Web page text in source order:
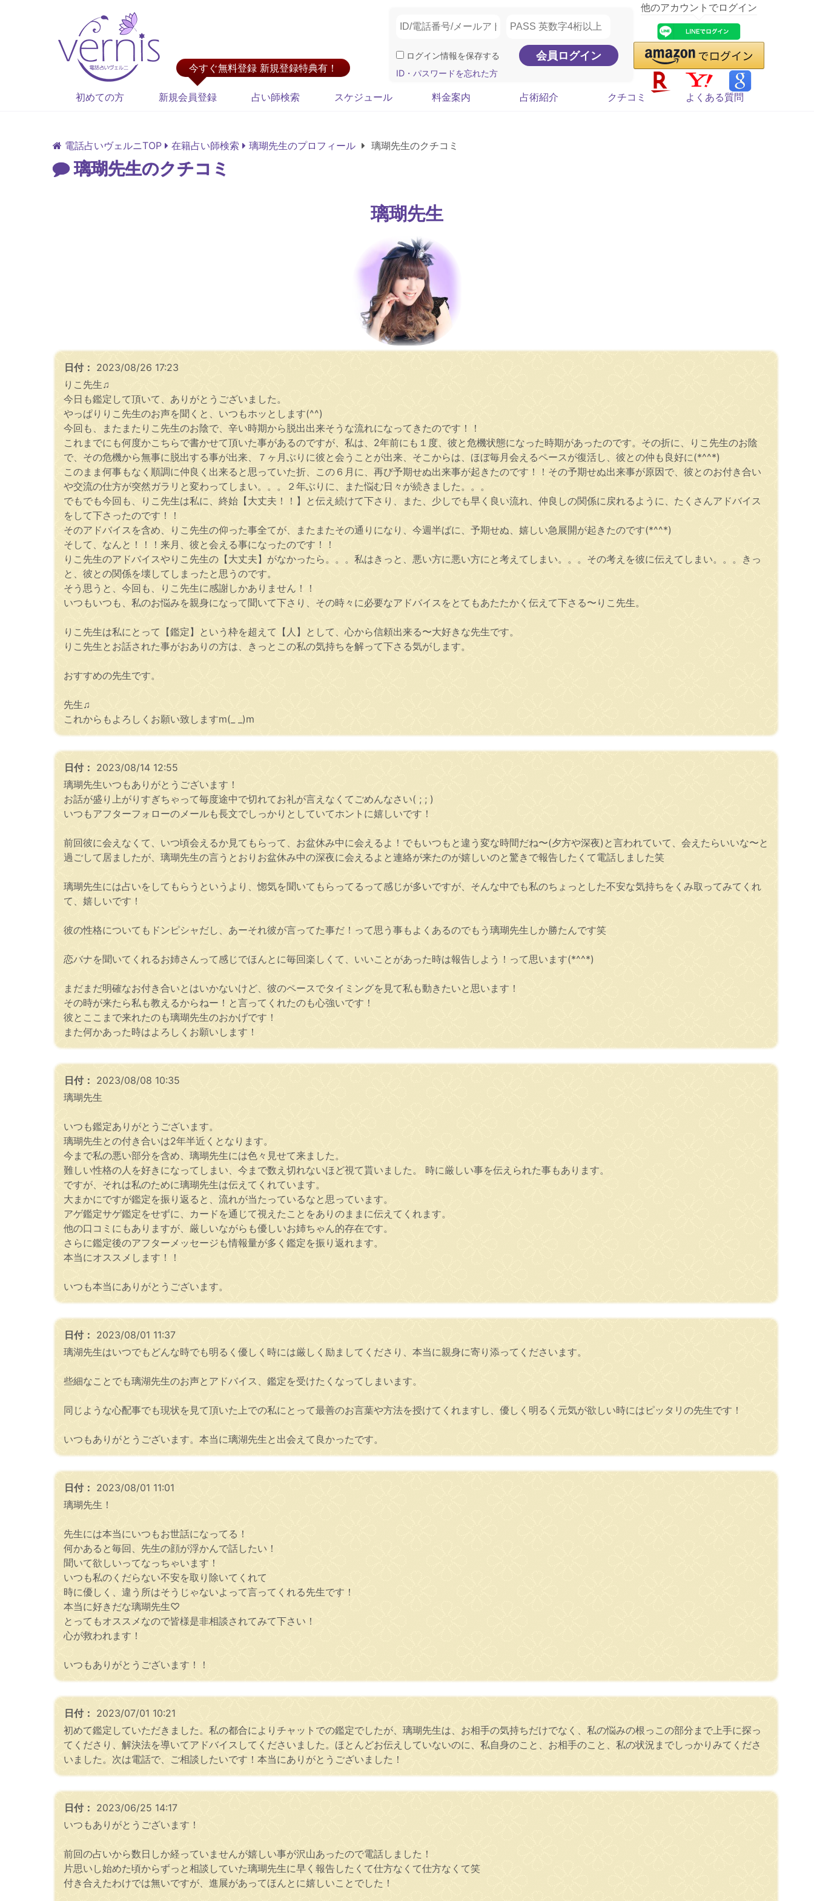
今すぐ無料登録 新規登録特典有！
ログイン情報を保存する
ID・パスワードを忘れた方
他のアカウントでログイン
初めての方 新規会員登録 占い師検索 スケジュール 料金案内 占術紹介 クチコミ よくある質問
電話占いヴェルニTOP 在籍占い師検索 璃瑚先生のプロフィール 璃瑚先生のクチコミ
璃瑚先生のクチコミ
璃瑚先生
日付： 2023/08/26 17:23
りこ先生♫
今日も鑑定して頂いて、ありがとうございました。
やっぱりりこ先生のお声を聞くと、いつもホッとします(^^)
今回も、またまたりこ先生のお陰で、辛い時期から脱出出来そうな流れになってきたのです！！
これまでにも何度かこちらで書かせて頂いた事があるのですが、私は、2年前にも１度、彼と危機状態になった時期があったのです。その折に、りこ先生のお陰
で、その危機から無事に脱出する事が出来、７ヶ月ぶりに彼と会うことが出来、そこからは、ほぼ毎月会えるペースが復活し、彼との仲も良好に(*^^*)
このまま何事もなく順調に仲良く出来ると思っていた折、この６月に、再び予期せぬ出来事が起きたのです！！その予期せぬ出来事が原因で、彼とのお付き合い
や交流の仕方が突然ガラリと変わってしまい。。。２年ぶりに、また悩む日々が続きました。。。
でもでも今回も、りこ先生は私に、終始【大丈夫！！】と伝え続けて下さり、また、少しでも早く良い流れ、仲良しの関係に戻れるように、たくさんアドバイス
をして下さったのです！！
そのアドバイスを含め、りこ先生の仰った事全てが、またまたその通りになり、今週半ばに、予期せぬ、嬉しい急展開が起きたのです(*^^*)
そして、なんと！！！来月、彼と会える事になったのです！！
りこ先生のアドバイスやりこ先生の【大丈夫】がなかったら。。。私はきっと、悪い方に悪い方にと考えてしまい。。。その考えを彼に伝えてしまい。。。きっ
と、彼との関係を壊してしまったと思うのです。
そう思うと、今回も、りこ先生に感謝しかありません！！
いつもいつも、私のお悩みを親身になって聞いて下さり、その時々に必要なアドバイスをとてもあたたかく伝えて下さる〜りこ先生。
りこ先生は私にとって【鑑定】という枠を超えて【人】として、心から信頼出来る〜大好きな先生です。
りこ先生とお話された事がおありの方は、きっとこの私の気持ちを解って下さる気がします。
おすすめの先生です。
先生♫
これからもよろしくお願い致しますm(_ _)m
日付： 2023/08/14 12:55
璃瑚先生いつもありがとうございます！
お話が盛り上がりすぎちゃって毎度途中で切れてお礼が言えなくてごめんなさい( ; ; )
いつもアフターフォローのメールも長文でしっかりとしていてホントに嬉しいです！
前回彼に会えなくて、いつ頃会えるか見てもらって、お盆休み中に会えるよ！でもいつもと違う変な時間だね〜(夕方や深夜)と言われていて、会えたらいいな〜と
過ごして居ましたが、璃瑚先生の言うとおりお盆休み中の深夜に会えるよと連絡が来たのが嬉しいのと驚きで報告したくて電話しました笑
璃瑚先生には占いをしてもらうというより、惚気を聞いてもらってるって感じが多いですが、そんな中でも私のちょっとした不安な気持ちをくみ取ってみてくれ
て、嬉しいです！
彼の性格についてもドンピシャだし、あーそれ彼が言ってた事だ！って思う事もよくあるのでもう璃瑚先生しか勝たんです笑
恋バナを聞いてくれるお姉さんって感じでほんとに毎回楽しくて、いいことがあった時は報告しよう！って思います(*^^*)
まだまだ明確なお付き合いとはいかないけど、彼のペースでタイミングを見て私も動きたいと思います！
その時が来たら私も教えるからねー！と言ってくれたのも心強いです！
彼とここまで来れたのも璃瑚先生のおかげです！
また何かあった時はよろしくお願いします！
日付： 2023/08/08 10:35
璃瑚先生
いつも鑑定ありがとうございます。
璃瑚先生との付き合いは2年半近くとなります。
今まで私の悪い部分を含め、璃瑚先生には色々見せて来ました。
難しい性格の人を好きになってしまい、今まで数え切れないほど視て貰いました。 時に厳しい事を伝えられた事もあります。
ですが、それは私のために璃瑚先生は伝えてくれています。
大まかにですが鑑定を振り返ると、流れが当たっているなと思っています。
アゲ鑑定サゲ鑑定をせずに、カードを通じて視えたことをありのままに伝えてくれます。
他の口コミにもありますが、厳しいながらも優しいお姉ちゃん的存在です。
さらに鑑定後のアフターメッセージも情報量が多く鑑定を振り返れます。
本当にオススメします！！
いつも本当にありがとうございます。
日付： 2023/08/01 11:37
璃湖先生はいつでもどんな時でも明るく優しく時には厳しく励ましてくださり、本当に親身に寄り添ってくださいます。
些細なことでも璃湖先生のお声とアドバイス、鑑定を受けたくなってしまいます。
同じような心配事でも現状を見て頂いた上での私にとって最善のお言葉や方法を授けてくれますし、優しく明るく元気が欲しい時にはピッタリの先生です！
いつもありがとうございます。本当に璃湖先生と出会えて良かったです。
日付： 2023/08/01 11:01
璃瑚先生！
先生には本当にいつもお世話になってる！
何かあると毎回、先生の顔が浮かんで話したい！
聞いて欲しいってなっちゃいます！
いつも私のくだらない不安を取り除いてくれて
時に優しく、違う所はそうじゃないよって言ってくれる先生です！
本当に好きだな璃瑚先生♡
とってもオススメなので皆様是非相談されてみて下さい！
心が救われます！
いつもありがとうございます！！
日付： 2023/07/01 10:21
初めて鑑定していただきました。私の都合によりチャットでの鑑定でしたが、璃瑚先生は、お相手の気持ちだけでなく、私の悩みの根っこの部分まで上手に探っ
てくださり、解決法を導いてアドバイスしてくださいました。ほとんどお伝えしていないのに、私自身のこと、お相手のこと、私の状況までしっかりみてくださ
いました。次は電話で、ご相談したいです！本当にありがとうございました！
日付： 2023/06/25 14:17
いつもありがとうございます！
前回の占いから数日しか経っていませんが嬉しい事が沢山あったので電話しました！
片思いし始めた頃からずっと相談していた璃瑚先生に早く報告したくて仕方なくて仕方なくて笑
付き合えたわけでは無いですが、進展があってほんとに嬉しいことでした！